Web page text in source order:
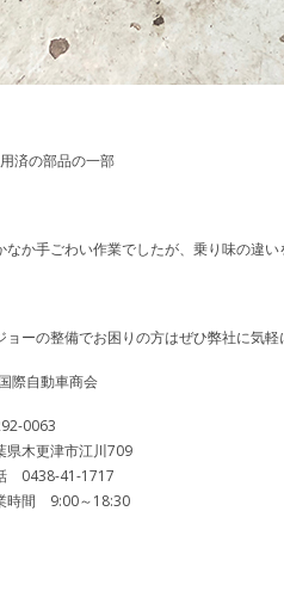
済の部品の一部
なか手ごわい作業でしたが、乗り味の違
ョーの整備でお困りの方はぜひ弊社に気軽
国際自動車商会
0063
県木更津市江川709
0438-41-1717
時間 9:00～18:30